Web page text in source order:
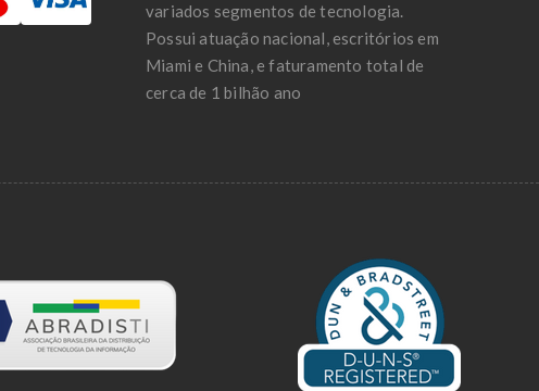
variados segmentos de tecnologia.
Possui atuação nacional, escritórios em
Miami e China, e faturamento total de
cerca de 1 bilhão ano